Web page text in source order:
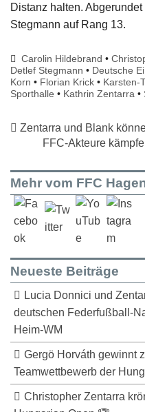
Distanz halten.
Stegmann auf Rang 13.
Carolin Hildebrand •
Detlef Stegmann • Deutsche
Korn • Florian Krick • Karsten-
Sporthalle • Kathrin Zentarra •
Zentarra und Blank
FFC-Akteure
Mehr vom FFC
Neueste Beiträge
Lucia Donnici und
deutschen Federfußball-
Heim-WM
Gergö Horváth gewinnt
Teamwettbewerb der
Christopher Zentarra